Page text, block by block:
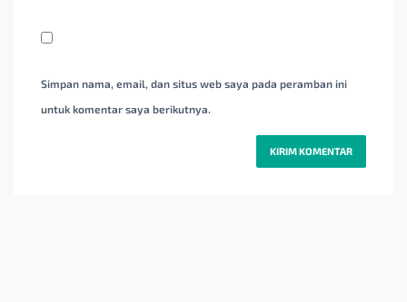
Simpan nama, email, dan situs web saya pada peramban ini
untuk komentar saya berikutnya.